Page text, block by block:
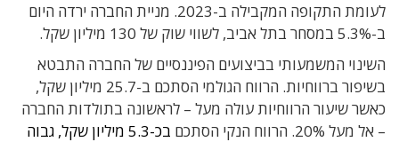
לעומת התקופה המקבילה ב-2023. מניית החברה ירדה היום
ב-5.3% במסחר בתל אביב, לשווי שוק של 130 מיליון שקל.
השינוי המשמעותי בביצועים הפיננסיים של החברה התבטא
בשיפור ברווחיות. הרווח הגולמי הסתכם ב-25.7 מיליון שקל,
כאשר שיעור הרווחיות עולה מעל – לראשונה בתולדות החברה
– אל מעל 20%. הרווח הנקי הסתכם
בכ-5.3 מיליון שקל, גבוה